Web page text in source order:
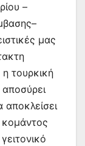
–
μας
τουρκική
αποκλείσει
κομάντος